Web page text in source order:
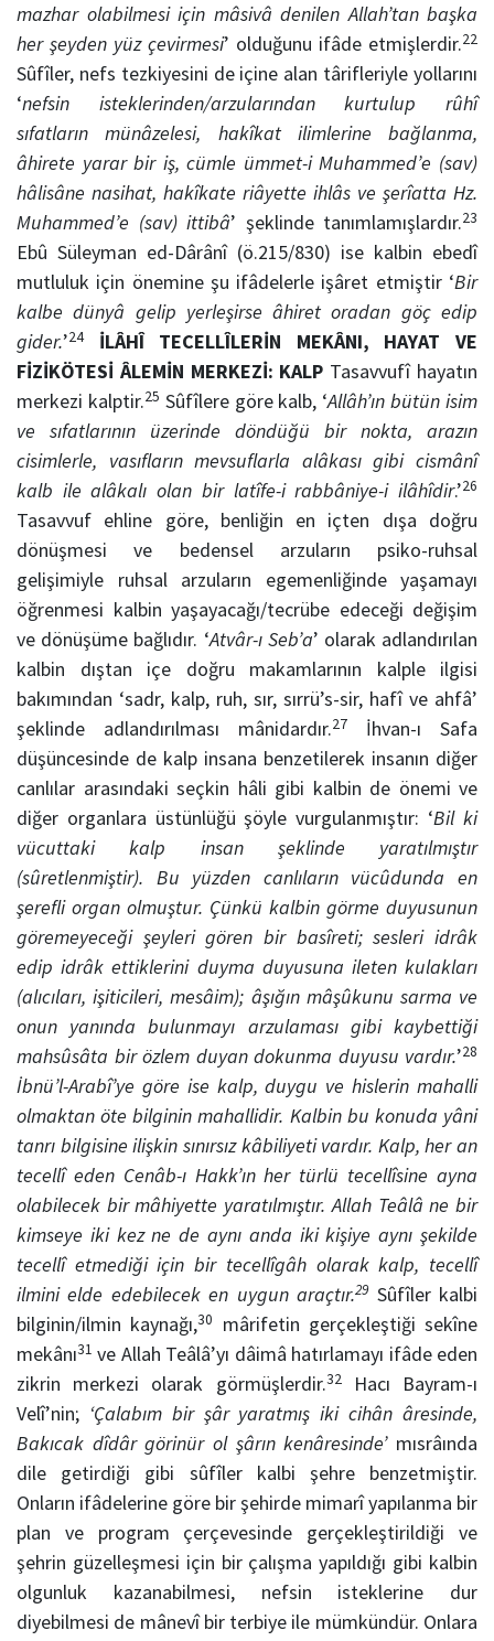
mazhar olabilmesi için mâsivâ denilen Allah’tan başka
her şeyden yüz çevirmesi’ olduğunu ifâde etmişlerdir.22
Sûfîler, nefs tezkiyesini de içine alan târifleriyle yollarını
‘nefsin isteklerinden/arzularından kurtulup rûhî
sıfatların münâzelesi, hakîkat ilimlerine bağlanma,
âhirete yarar bir iş, cümle ümmet-i Muhammed’e (sav)
hâlisâne nasihat, hakîkate riâyette ihlâs ve şerîatta Hz.
Muhammed’e (sav) ittibâ’ şeklinde tanımlamışlardır.23
Ebû Süleyman ed-Dârânî (ö.215/830) ise kalbin ebedî
mutluluk için önemine şu ifâdelerle işâret etmiştir ‘Bir
kalbe dünyâ gelip yerleşirse âhiret oradan göç edip
gider.’24
İLÂHÎ TECELLÎLERİN MEKÂNI, HAYAT VE
FİZİKÖTESİ ÂLEMİN MERKEZİ: KALP Tasavvufî hayatın
merkezi kalptir.25 Sûfîlere göre kalb, ‘Allâh’ın bütün isim
ve sıfatlarının üzerinde döndüğü bir nokta, arazın
cisimlerle, vasıfların mevsuflarla alâkası gibi cismânî
kalb ile alâkalı olan bir latîfe-i rabbâniye-i ilâhîdir.’26
Tasavvuf ehline göre, benliğin en içten dışa doğru
dönüşmesi ve bedensel arzuların psiko-ruhsal
gelişimiyle ruhsal arzuların egemenliğinde yaşamayı
öğrenmesi kalbin yaşayacağı/tecrübe edeceği değişim
ve dönüşüme bağlıdır. ‘Atvâr-ı Seb’a’ olarak adlandırılan
kalbin dıştan içe doğru makamlarının kalple ilgisi
bakımından ‘sadr, kalp, ruh, sır, sırrü’s-sir, hafî ve ahfâ’
şeklinde adlandırılması mânidardır.27
İhvan-ı Safa
düşüncesinde de kalp insana benzetilerek insanın diğer
canlılar arasındaki seçkin hâli gibi kalbin de önemi ve
diğer organlara üstünlüğü şöyle vurgulanmıştır: ‘Bil ki
vücuttaki kalp insan şeklinde yaratılmıştır
(sûretlenmiştir). Bu yüzden canlıların vücûdunda en
şerefli organ olmuştur. Çünkü kalbin görme duyusunun
göremeyeceği şeyleri gören bir basîreti; sesleri idrâk
edip idrâk ettiklerini duyma duyusuna ileten kulakları
(alıcıları, işiticileri, mesâim); âşığın mâşûkunu sarma ve
onun yanında bulunmayı arzulaması gibi kaybettiği
mahsûsâta bir özlem duyan dokunma duyusu vardır.’28
İbnü’l-Arabî’ye göre ise kalp, duygu ve hislerin mahalli
olmaktan öte bilginin mahallidir. Kalbin bu konuda yâni
tanrı bilgisine ilişkin sınırsız kâbiliyeti vardır. Kalp, her an
tecellî eden Cenâb-ı Hakk’ın her türlü tecellîsine ayna
olabilecek bir mâhiyette yaratılmıştır. Allah Teâlâ ne bir
kimseye iki kez ne de aynı anda iki kişiye aynı şekilde
tecellî etmediği için bir tecellîgâh olarak kalp, tecellî
ilmini elde edebilecek en uygun araçtır.29 Sûfîler kalbi
bilginin/ilmin kaynağı,30
mârifetin gerçekleştiği sekîne
mekânı31 ve Allah Teâlâ’yı dâimâ hatırlamayı ifâde eden
zikrin merkezi olarak görmüşlerdir.32Hacı Bayram-ı
Velî’nin; ‘Çalabım bir şâr yaratmış iki cihân âresinde,
Bakıcak dîdâr görinür ol şârın kenâresinde’mısrâında
dile getirdiği gibi sûfîler kalbi şehre benzetmiştir.
Onların ifâdelerine göre bir şehirde mimarî yapılanma bir
plan ve program çerçevesinde gerçekleştirildiği ve
şehrin güzelleşmesi için bir çalışma yapıldığı gibi kalbin
olgunluk kazanabilmesi, nefsin isteklerine dur
diyebilmesi de mânevî bir terbiye ile mümkündür. Onlara